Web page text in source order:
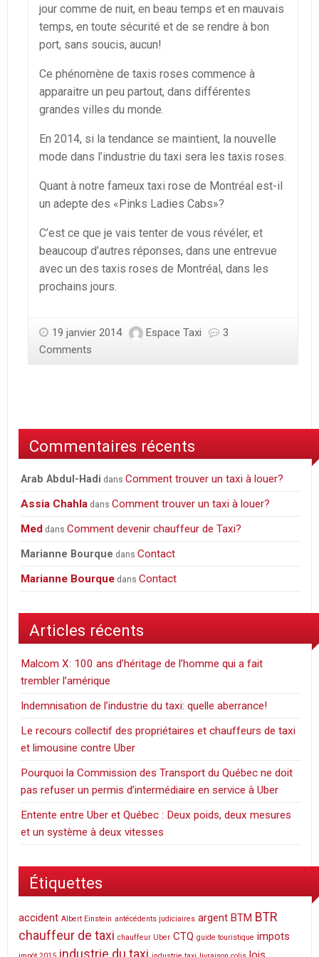
jour comme de nuit, en beau temps et en mauvais
temps, en toute sécurité et de se rendre à bon
port, sans soucis, aucun!
Ce phénomène de taxis roses commence à
apparaitre un peu partout, dans différentes
grandes villes du monde.
En 2014, si la tendance se maintient, la nouvelle
mode dans l’industrie du taxi sera les taxis roses.
Quant à notre fameux taxi rose de Montréal est-il
un adepte des «Pinks Ladies Cabs»?
C’est ce que je vais tenter de vous révéler, et
beaucoup d’autres réponses, dans une entrevue
avec un des taxis roses de Montréal, dans les
prochains jours.
19 janvier 2014 Espace Taxi
3
Comments
Commentaires récents
Arab Abdul-Hadi dansComment trouver un taxi à louer?
Assia Chahla dansComment trouver un taxi à louer?
Med dansComment devenir chauffeur de Taxi?
Marianne Bourque dansContact
Marianne Bourque dansContact
Articles récents
Malcom X: 100 ans d’héritage de l’homme qui a fait
trembler l’amérique
Indemnisation de l’industrie du taxi: quelle aberrance!
Le recours collectif des propriétaires et chauffeurs de taxi
et limousine contre Uber
Pourquoi la Commission des Transport du Québec ne doit
pas refuser un permis d’intermédiaire en service à Uber
Entente entre Uber et Québec : Deux poids, deux mesures
et un système à deux vitesses
Étiquettes
accident Albert Einstein antécédents judiciaires argent BTM BTR
chauffeur de taxi chauffeur Uber CTQ guide touristique impots
industrie du taxi